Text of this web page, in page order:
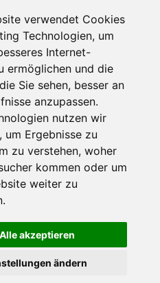
verwendet Cookies
Technologien, um
Internet-
ermöglichen und die
Sie sehen, besser an
anzupassen.
nutzen wir
um Ergebnisse zu
zu verstehen, woher
kommen oder um
weiter zu
Alle akzeptieren
ändern
und Rückgabe
jederzeit innerhalb von 90 Tagen
wir einen Baum! Mehr lesen